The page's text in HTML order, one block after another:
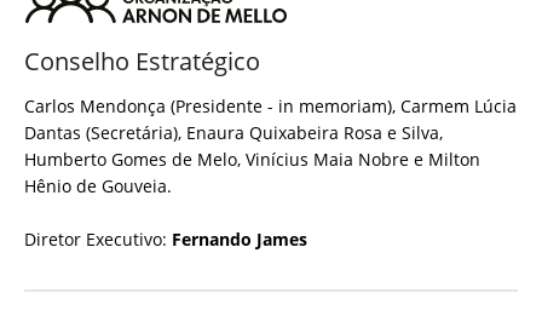
Conselho Estratégico
Carlos Mendonça (Presidente - in memoriam), Carmem Lúcia
Dantas (Secretária), Enaura Quixabeira Rosa e Silva,
Humberto Gomes de Melo, Vinícius Maia Nobre e Milton
Hênio de Gouveia.
Diretor Executivo: Fernando James